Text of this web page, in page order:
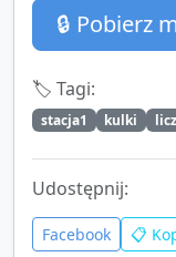
🔒 Pobierz
🏷️ Tagi:
stacja1 kulki
Udostępnij:
Facebook 📋